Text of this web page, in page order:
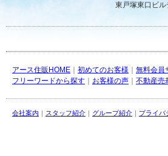
東戸塚東口ビ
アース住販HOME 初めてのお客様 無料会員
フリーワードから探す
お客様の声 不動産売
会社案内 スタッフ紹介 グループ紹介 プライバ